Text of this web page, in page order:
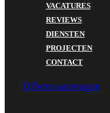
VACATURES
REVIEWS
DIENSTEN
PROJECTEN
CONTACT
Offerte aanvragen